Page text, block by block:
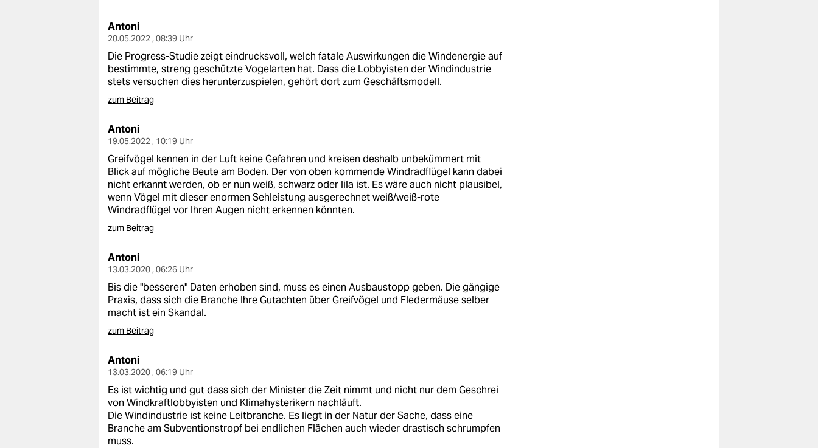
nord
wahrheit
verlag
verlag
veranstaltungen
shop
fragen & hilfe
unterstützen
abo
genossenschaft
epaper login
Antoni
20.05.2022 , 08:39 Uhr
Die Progress-Studie zeigt eindrucksvoll, welch fatale Auswirkungen die Windenergie auf
bestimmte, streng geschützte Vogelarten hat. Dass die Lobbyisten der Windindustrie
stets versuchen dies herunterzuspielen, gehört dort zum Geschäftsmodell.
zum Beitrag
Antoni
19.05.2022 , 10:19 Uhr
Greifvögel kennen in der Luft keine Gefahren und kreisen deshalb unbekümmert mit
Blick auf mögliche Beute am Boden. Der von oben kommende Windradflügel kann dabei
nicht erkannt werden, ob er nun weiß, schwarz oder lila ist. Es wäre auch nicht plausibel,
wenn Vögel mit dieser enormen Sehleistung ausgerechnet weiß/weiß-rote
Windradflügel vor Ihren Augen nicht erkennen könnten.
zum Beitrag
Antoni
13.03.2020 , 06:26 Uhr
Bis die "besseren" Daten erhoben sind, muss es einen Ausbaustopp geben. Die gängige
Praxis, dass sich die Branche Ihre Gutachten über Greifvögel und Fledermäuse selber
macht ist ein Skandal.
zum Beitrag
Antoni
13.03.2020 , 06:19 Uhr
Es ist wichtig und gut dass sich der Minister die Zeit nimmt und nicht nur dem Geschrei
von Windkraftlobbyisten und Klimahysterikern nachläuft.
Die Windindustrie ist keine Leitbranche. Es liegt in der Natur der Sache, dass eine
Branche am Subventionstropf bei endlichen Flächen auch wieder drastisch schrumpfen
muss.